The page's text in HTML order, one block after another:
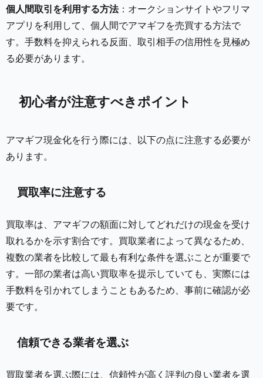
個人間取引を利用する方法：オークションサイトやフリマ
アプリを利用して、個人間でアマギフを売買する方法で
す。手数料を抑えられる反面、取引相手の信用性を見極め
る必要があります。
初心者が注意すべきポイント
アマギフ現金化を行う際には、以下の点に注意する必要が
あります。
買取率に注意する
買取率は、アマギフの額面に対してどれだけの現金を受け
取れるかを示す割合です。買取業者によって異なるため、
複数の業者を比較して最も有利な条件を選ぶことが重要で
す。一部の業者は高い買取率を提示していても、実際には
手数料を引かれてしまうこともあるため、事前に確認が必
要です。
信頼できる業者を選ぶ
買取業者を選ぶ際には、信頼性が高く評判の良い業者を選